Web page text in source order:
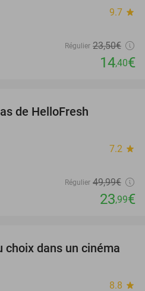
9.7 star
Régulier 23,50€
14,40€
de HelloFresh
7.2 star
Régulier 49,99€
23,99€
38%
dans un cinéma
8.8 star